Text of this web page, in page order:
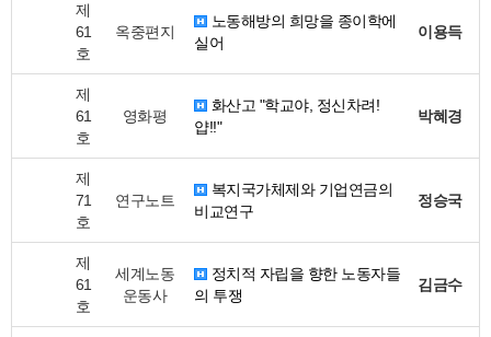
제
61
호
옥중편지
노동해방의 희망을 종이학에
실어
이용득
제
61
호
영화평
화산고 "학교야, 정신차려!
얍!!"
박혜경
제
71
호
연구노트
복지국가체제와 기업연금의
비교연구
정승국
제
61
호
세계노동
운동사
정치적 자립을 향한 노동자들
의 투쟁
김금수